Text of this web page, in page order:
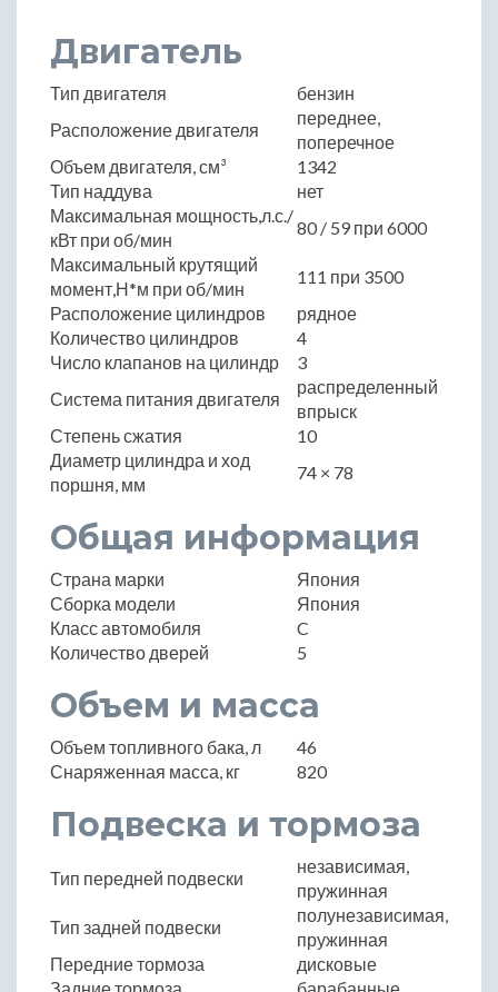
Двигатель
Тип двигателя
бензин
Расположение двигателя
переднее,
поперечное
Объем двигателя, см³
1342
Тип наддува
нет
Максимальная мощность,л.с./
кВт при об/мин
80 / 59 при 6000
Максимальный крутящий
момент,Н*м при об/мин
111 при 3500
Расположение цилиндров
рядное
Количество цилиндров
4
Число клапанов на цилиндр
3
Система питания двигателя
распределенный
впрыск
Степень сжатия
10
Диаметр цилиндра и ход
поршня, мм
74 × 78
Общая информация
Страна марки
Япония
Сборка модели
Япония
Класс автомобиля
C
Количество дверей
5
Объем и масса
Объем топливного бака, л
46
Снаряженная масса, кг
820
Подвеска и тормоза
Тип передней подвески
независимая,
пружинная
Тип задней подвески
полунезависимая,
пружинная
Передние тормоза
дисковые